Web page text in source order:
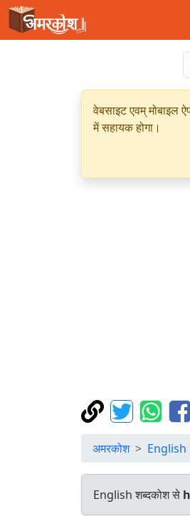
वेबसाइट एवम् मोबाइल
में सहायक होगा।
अमरकोश English
English शब्दकोश से